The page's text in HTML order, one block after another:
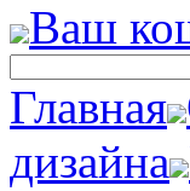
Ваш
Главная
дизайна